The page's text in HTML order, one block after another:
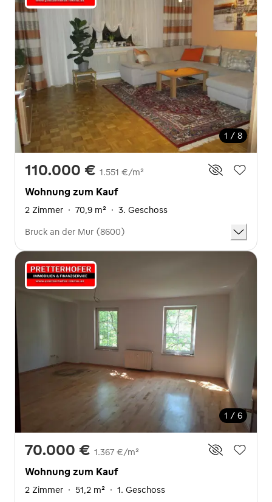
1 / 8
110.000 € 1.551 €/m²
Wohnung zum Kauf
2 Zimmer · 70,9 m² · 3. Geschoss
Bruck an der Mur (8600)
1 / 6
70.000 € 1.367 €/m²
Wohnung zum Kauf
2 Zimmer · 51,2 m² · 1. Geschoss